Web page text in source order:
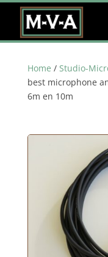
Home / Studio-
best microphone
6m en 10m